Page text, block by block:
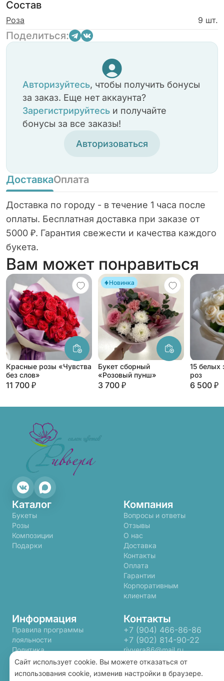
сдержанных решений.
Состав
Роза 9 шт.
Поделиться:
Авторизуйтесь, чтобы получить бонусы
за заказ. Еще нет аккаунта?
Зарегистрируйтесь и получайте
бонусы за все заказы!
Авторизоваться
ДоставкаОплата
Доставка по городу - в течение 1 часа после
оплаты. Бесплатная доставка при заказе от
5000 ₽. Гарантия свежести и качества каждого
букета.
Вам может понравиться
Красные розы «Чувства
без слов»
11 700 ₽
Новинка
Букет сборный
«Розовый пунш»
3 700 ₽
15 белых
роз
6 500 ₽
Каталог
Букеты
Розы
Композиции
Подарки
Компания
Вопросы и ответы
Отзывы
О нас
Доставка
Контакты
Оплата
Гарантии
Корпоративным
клиентам
Информация
Правила программы
лояльности
Политика
конфиденциальности
Контакты
+7 (904) 466-86-86
+7 (902) 814-90-22
rivyera86@mail.ru
Сайт использует cookie. Вы можете отказаться от
использования cookie, изменив настройки в браузере.